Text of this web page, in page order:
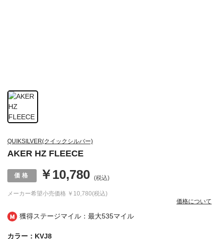
獲得ステージマイル：最大535マイル
QUIKSILVER(クイックシルバー)
AKER HZ FLEECE
メーカー希望小売価格 ￥10,780(税込)
￥10,780 (税込)
価格について
カラー：KVJ8